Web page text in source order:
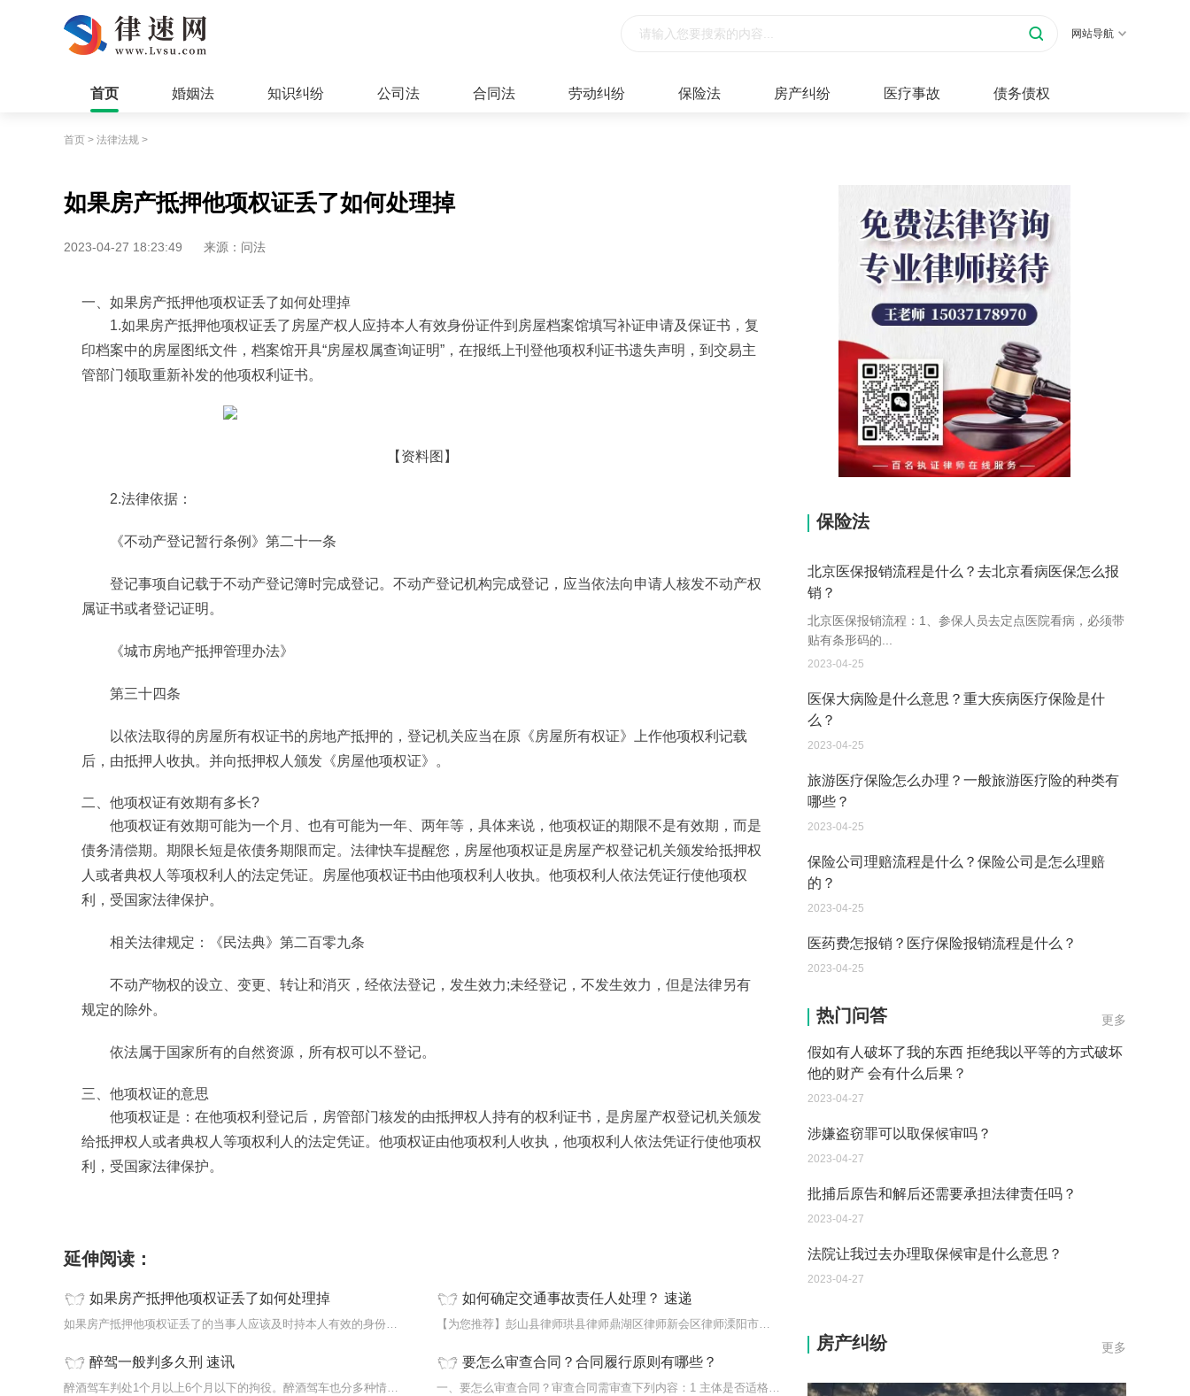
网站导航
首页 婚姻法 知识纠纷 公司法 合同法 劳动纠纷 保险法 房产纠纷 医疗事故 债务债权
首页 > 法律法规 >
如果房产抵押他项权证丢了如何处理掉
2023-04-27 18:23:49 来源：问法
一、如果房产抵押他项权证丢了如何处理掉
1.如果房产抵押他项权证丢了房屋产权人应持本人有效身份证件到房屋档案馆填写补证申请及保证书，复
印档案中的房屋图纸文件，档案馆开具“房屋权属查询证明”，在报纸上刊登他项权利证书遗失声明，到交易主
管部门领取重新补发的他项权利证书。
【资料图】
2.法律依据：
《不动产登记暂行条例》第二十一条
登记事项自记载于不动产登记簿时完成登记。不动产登记机构完成登记，应当依法向申请人核发不动产权
属证书或者登记证明。
《城市房地产抵押管理办法》
第三十四条
以依法取得的房屋所有权证书的房地产抵押的，登记机关应当在原《房屋所有权证》上作他项权利记载
后，由抵押人收执。并向抵押权人颁发《房屋他项权证》。
二、他项权证有效期有多长?
他项权证有效期可能为一个月、也有可能为一年、两年等，具体来说，他项权证的期限不是有效期，而是
债务清偿期。期限长短是依债务期限而定。法律快车提醒您，房屋他项权证是房屋产权登记机关颁发给抵押权
人或者典权人等项权利人的法定凭证。房屋他项权证书由他项权利人收执。他项权利人依法凭证行使他项权
利，受国家法律保护。
相关法律规定：《民法典》第二百零九条
不动产物权的设立、变更、转让和消灭，经依法登记，发生效力;未经登记，不发生效力，但是法律另有
规定的除外。
依法属于国家所有的自然资源，所有权可以不登记。
三、他项权证的意思
他项权证是：在他项权利登记后，房管部门核发的由抵押权人持有的权利证书，是房屋产权登记机关颁发
给抵押权人或者典权人等项权利人的法定凭证。他项权证由他项权利人收执，他项权利人依法凭证行使他项权
利，受国家法律保护。
延伸阅读：
如果房产抵押他项权证丢了如何处理掉
如果房产抵押他项权证丢了的当事人应该及时持本人有效的身份证件去...
如何确定交通事故责任人处理？ 速递
【为您推荐】彭山县律师珙县律师鼎湖区律师新会区律师溧阳市律师简...
醉驾一般判多久刑 速讯
醉酒驾车判处1个月以上6个月以下的拘役。醉酒驾车也分多种情况，分...
要怎么审查合同？合同履行原则有哪些？
一、要怎么审查合同？审查合同需审查下列内容：1 主体是否适格；2...
保险法
北京医保报销流程是什么？去北京看病医保怎么报
销？
北京医保报销流程：1、参保人员去定点医院看病，必须带
贴有条形码的...
2023-04-25
医保大病险是什么意思？重大疾病医疗保险是什
么？
2023-04-25
旅游医疗保险怎么办理？一般旅游医疗险的种类有
哪些？
2023-04-25
保险公司理赔流程是什么？保险公司是怎么理赔
的？
2023-04-25
医药费怎报销？医疗保险报销流程是什么？
2023-04-25
更多
热门问答
假如有人破坏了我的东西 拒绝我以平等的方式破坏
他的财产 会有什么后果？
2023-04-27
2023-04-27
诈骗立案3个月 嫌疑人抓到 钱多久可以追回？
更多
房产纠纷